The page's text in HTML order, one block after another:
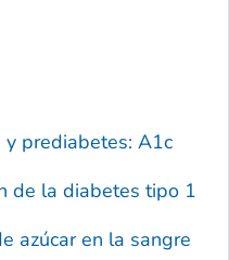
prediabetes: A1c
de la diabetes tipo 1
azúcar en la sangre